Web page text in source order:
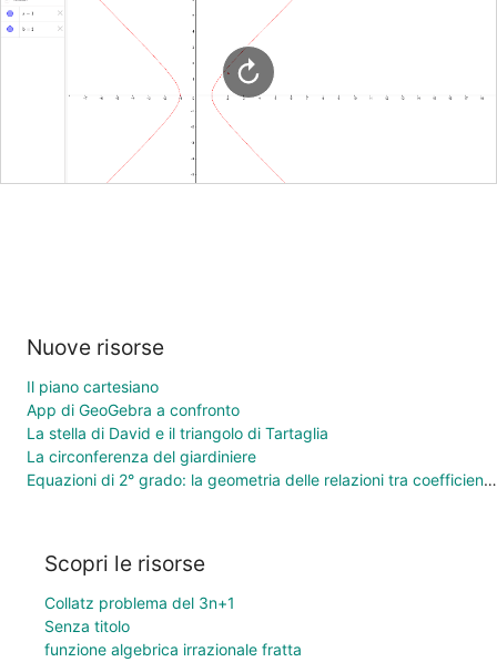
Nuove risorse
Il piano cartesiano
App di GeoGebra a confronto
La stella di David e il triangolo di Tartaglia
La circonferenza del giardiniere
Equazioni di 2° grado: la geometria delle relazioni tra coefficienti e soluzioni
Scopri le risorse
Collatz problema del 3n+1
Senza titolo
funzione algebrica irrazionale fratta